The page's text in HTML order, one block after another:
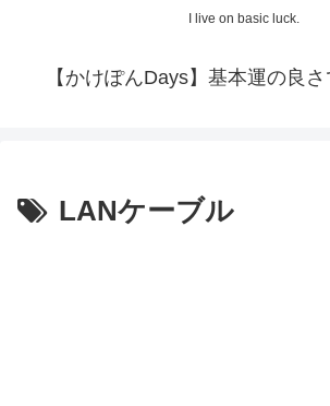
I live on basic luck.
【かけぽんDays】基本運の良
LANケーブル